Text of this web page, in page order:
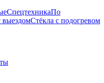
СпецтехникаПо
выездомСтёкла с подогревом